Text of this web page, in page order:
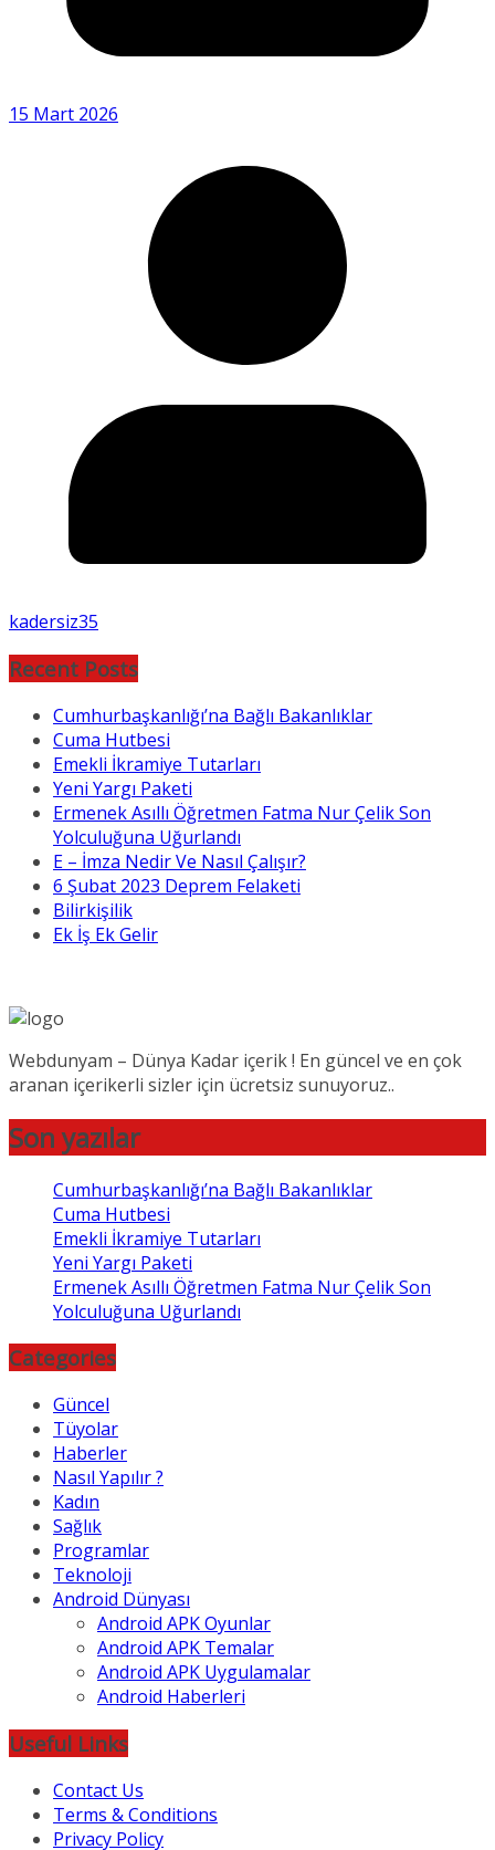
15 Mart 2026
kadersiz35
Recent Posts
Cumhurbaşkanlığı’na Bağlı Bakanlıklar
Cuma Hutbesi
Emekli İkramiye Tutarları
Yeni Yargı Paketi
Ermenek Asıllı Öğretmen Fatma Nur Çelik Son
Yolculuğuna Uğurlandı
E – İmza Nedir Ve Nasıl Çalışır?
6 Şubat 2023 Deprem Felaketi
Bilirkişilik
Ek İş Ek Gelir
Webdunyam – Dünya Kadar içerik ! En güncel ve en çok
aranan içerikerli sizler için ücretsiz sunuyoruz..
Son yazılar
Cumhurbaşkanlığı’na Bağlı Bakanlıklar
Cuma Hutbesi
Emekli İkramiye Tutarları
Yeni Yargı Paketi
Ermenek Asıllı Öğretmen Fatma Nur Çelik Son
Yolculuğuna Uğurlandı
Categories
Güncel
Tüyolar
Haberler
Nasıl Yapılır ?
Kadın
Sağlık
Programlar
Teknoloji
Android Dünyası
Android APK Oyunlar
Android APK Temalar
Android APK Uygulamalar
Android Haberleri
Useful Links
Contact Us
Terms & Conditions
Privacy Policy